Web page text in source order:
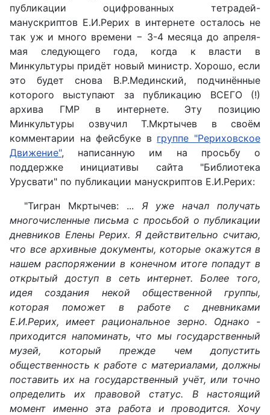
публикации оцифрованных тетрадей-
манускриптов Е.И.Рерих в интернете осталось не
так уж и много времени − 3-4 месяца до апреля-
мая следующего года, когда к власти в
Минкультуры придёт новый министр. Хорошо, если
это будет снова В.Р.Мединский, подчинённые
которого выступают за публикацию ВСЕГО (!)
архива ГМР в интернете. Эту позицию
Минкультуры озвучил Т.Мкртычев в своём
комментарии на фейсбуке в группе "Рериховское
Движение", написанную им на просьбу о
поддержке инициативы сайта "Библиотека
Урусвати" по публикации манускриптов Е.И.Рерих:
"Тигран Мкртычев: ... Я уже начал получать
многочисленные письма с просьбой о публикации
дневников Елены Рерих. Я действительно считаю,
что все архивные документы, которые окажутся в
нашем распоряжении в конечном итоге попадут в
открытый доступ в сеть интернет. Более того,
идея создания некой общественной группы,
которая поможет в работе с дневниками
Е.И.Рерих, имеет рациональное зерно. Однако -
приходится напоминать, что мы государственный
музей, который прежде чем допустить
общественность к работе с материалами, должны
поставить их на государственный учёт, или точно
определить их правовой статус. В настоящий
момент именно эта работа и проводится. Хочу